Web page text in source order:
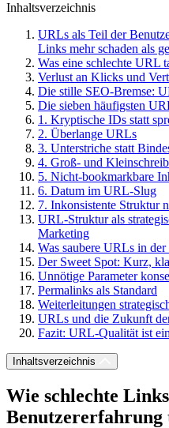
Inhaltsverzeichnis
URLs als Teil der
Links mehr schaden als
Was eine schlechte URL
Verlust an Klicks und
Die stille SEO-Bremse:
Die sieben häufigsten
1. Kryptische IDs statt
2. Überlange URLs
3. Unterstriche statt
4. Groß- und
5. Nicht-bookmarkbare
6. Datum im URL-Slug
7. Inkonsistente Struktur
URL-Struktur als
Marketing
Was saubere URLs in der
Der Sweet Spot: Kurz,
Unnötige Parameter
Permalinks als Standard
Weiterleitungen
URLs und die Zukunft
Fazit: URL-Qualität ist
Inhaltsverzeichnis
Wie schlechte
Benutzererfahrung